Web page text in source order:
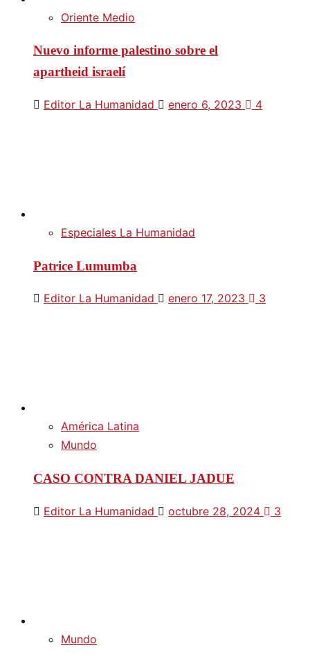
Oriente Medio
Nuevo informe palestino sobre el
apartheid israelí
Editor La Humanidad enero 6, 2023 4
Especiales La Humanidad
Patrice Lumumba
Editor La Humanidad enero 17, 2023 3
América Latina
Mundo
CASO CONTRA DANIEL JADUE
Editor La Humanidad octubre 28, 2024 3
Mundo